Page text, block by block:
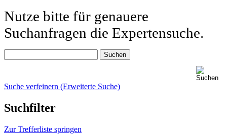
Nutze bitte für genauere
Suchanfragen die Expertensuche.
Suche verfeinern (Erweiterte Suche)
Suchfilter
Zur Trefferliste springen